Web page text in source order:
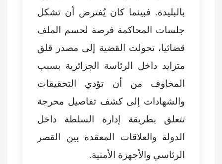
بالبليدة. فبينما كان يُفترض أن تشكل
جلسات المحاكمة فرصة لحسم الملف
قضائيا، تحولت القضية إلى مصدر قلق
متزايد داخل الرئاسة الجزائرية بسبب
المخاوف من أن تؤدي التحقيقات
والشهادات إلى كشف تفاصيل محرجة
تتعلق بطريقة إدارة السلطة داخل
الدولة والعلاقات المعقدة بين القصر
الرئاسي والأجهزة الأمنية.